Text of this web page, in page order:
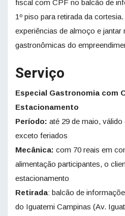
fiscal com CPF no balcão de
1º piso para retirada da
experiências de almoço e jantar
gastronômicas do
Serviço
Especial Gastronomia com
Estacionamento
Período: até 29 de maio,
exceto feriados
Mecânica: com 70 reais em
alimentação participantes, o
estacionamento
Retirada: balcão de
do Iguatemi Campinas (Av.